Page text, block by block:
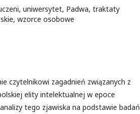
uniwersytet, Padwa, traktaty
wzorce osobowe
czytelnikowi zagadnień związanych z
elity intelektualnej w epoce
tego zjawiska na podstawie badań